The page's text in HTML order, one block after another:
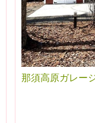
那須高原ガレー